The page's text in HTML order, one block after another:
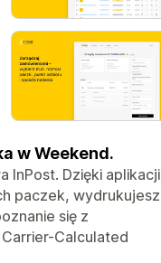
w Weekend.
InPost. Dzięki aplikacji
paczek, wydrukujesz
się z
Calculated